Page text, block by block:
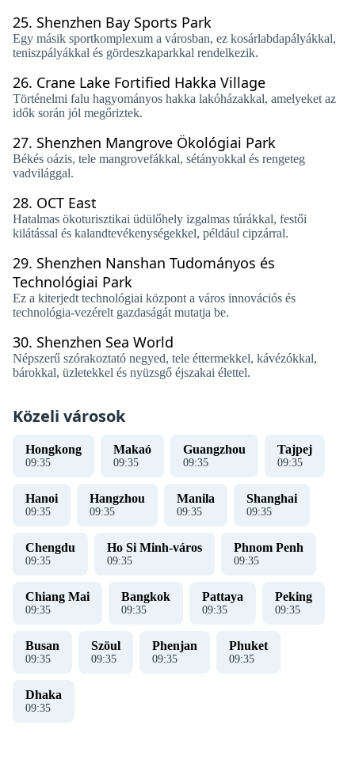
25. Shenzhen Bay Sports Park
Egy másik sportkomplexum a városban, ez kosárlabdapályákkal,
teniszpályákkal és gördeszkaparkkal rendelkezik.
26. Crane Lake Fortified Hakka Village
Történelmi falu hagyományos hakka lakóházakkal, amelyeket az
idők során jól megőriztek.
27. Shenzhen Mangrove Ökológiai Park
Békés oázis, tele mangrovefákkal, sétányokkal és rengeteg
vadvilággal.
28. OCT East
Hatalmas ökoturisztikai üdülőhely izgalmas túrákkal, festői
kilátással és kalandtevékenységekkel, például cipzárral.
29. Shenzhen Nanshan Tudományos és
Technológiai Park
Ez a kiterjedt technológiai központ a város innovációs és
technológia-vezérelt gazdaságát mutatja be.
30. Shenzhen Sea World
Népszerű szórakoztató negyed, tele éttermekkel, kávézókkal,
bárokkal, üzletekkel és nyüzsgő éjszakai élettel.
Közeli városok
Hongkong
09:35
Makaó
09:35
Guangzhou
09:35
Tajpej
09:35
Hanoi
09:35
Hangzhou
09:35
Manila
09:35
Shanghai
09:35
Chengdu
09:35
Ho Si Minh-város
09:35
Phnom Penh
09:35
Chiang Mai
09:35
Bangkok
09:35
Pattaya
09:35
Peking
09:35
Busan
09:35
Szöul
09:35
Phenjan
09:35
Phuket
09:35
Dhaka
09:35